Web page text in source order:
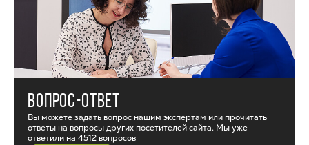
ВОПРОС-ОТВЕТ
Вы можете задать вопрос нашим экспертам или прочитать
ответы на вопросы других посетителей сайта. Мы уже
ответили на 4512 вопросов